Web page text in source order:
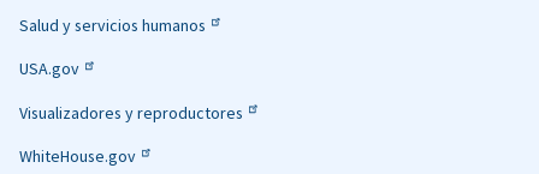
Salud y servicios humanos
USA.gov
Visualizadores y reproductores
WhiteHouse.gov